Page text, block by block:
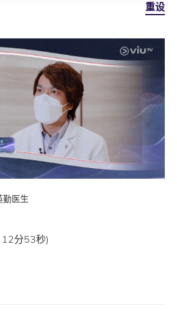
重设
勤医生
分53秒)